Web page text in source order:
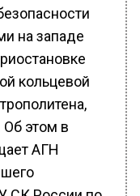
на западе
кольцевой
этом в
АГН